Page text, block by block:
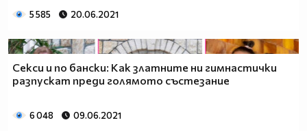
5 585 20.06.2021
Секси и по бански: Как златните ни гимнастички
разпускат преди голямото състезание
6 048 09.06.2021